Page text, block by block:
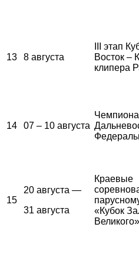
13 8 августа
III этап
Восток –
клипера
14 07 – 10 августа
15
20 августа —
31 августа
Краевые
«Кубок
Великого»